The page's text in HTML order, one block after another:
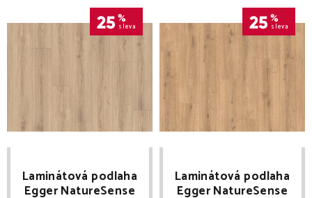
25 %
sleva
Laminátová podlaha
Egger NatureSense
25 %
sleva
Laminátová podlaha
Egger NatureSense